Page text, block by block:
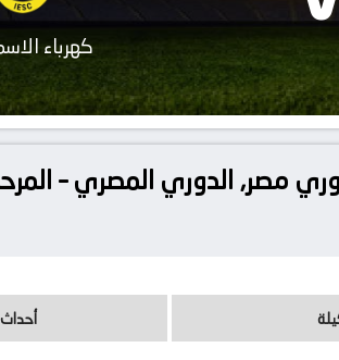
كهرباء
مصر, الدوري المصري –
أحداث